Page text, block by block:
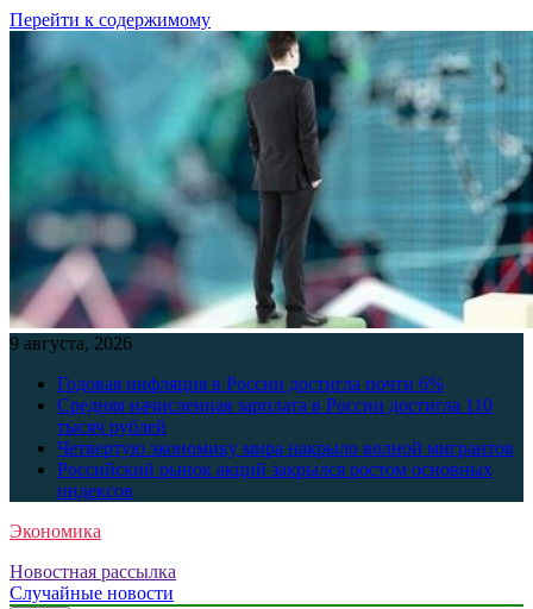
Перейти к содержимому
9 августа, 2026
Годовая инфляция в России достигла почти 6%
Средняя начисленная зарплата в России достигла 110
тысяч рублей
Четвертую экономику мира накрыло волной мигрантов
Российский рынок акций закрылся ростом основных
индексов
Экономика
Новостная рассылка
Случайные новости